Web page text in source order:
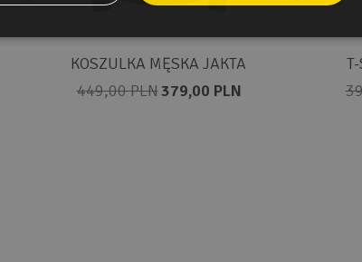
KOSZULKA MĘSKA JAKTA
449,00 PLN379,00 PLN